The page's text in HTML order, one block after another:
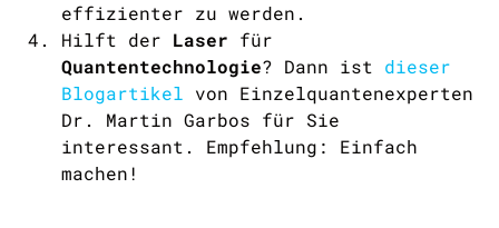
effizienter zu werden.
Hilft der Laser für
Quantentechnologie? Dann ist dieser
Blogartikel von Einzelquantenexperten
Dr. Martin Garbos für Sie
interessant. Empfehlung: Einfach
machen!